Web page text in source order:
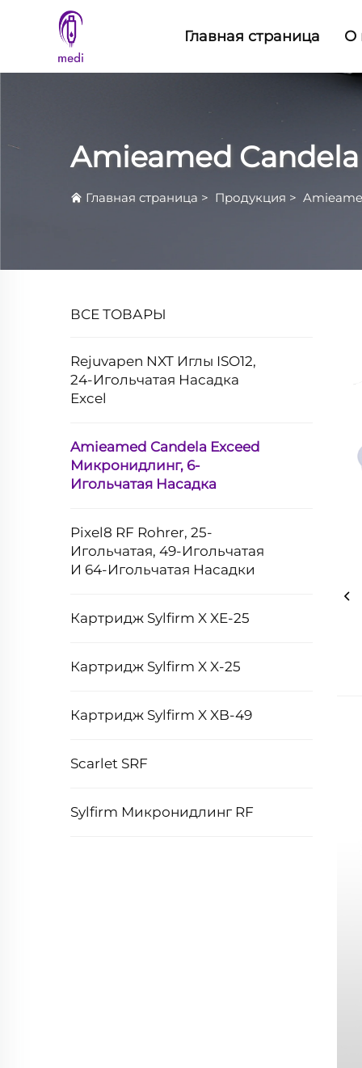
Главная страница О
Amieamed
Главная страница > Продукция >
ВСЕ ТОВАРЫ
Rejuvapen NXT Иглы ISO12,
24-Игольчатая Насадка
Excel
Amieamed Candela Exceed
Микронидлинг, 6-
Игольчатая Насадка
Pixel8 RF Rohrer, 25-
Игольчатая, 49-Игольчатая
И 64-Игольчатая Насадки
Картридж Sylfirm X XE-25
Картридж Sylfirm X X-25
Картридж Sylfirm X XB-49
Scarlet SRF
Sylfirm Микронидлинг RF